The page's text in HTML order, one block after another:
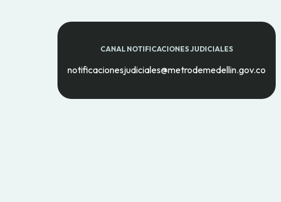
CANAL NOTIFICACIONES JUDICIALES
notificacionesjudiciales@metrodemedellin.gov.co